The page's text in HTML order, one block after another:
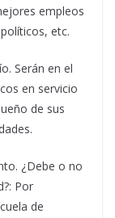
empleos
etc.
Serán en el
en servicio
de sus
¿Debe o no
Por
de